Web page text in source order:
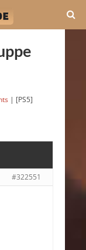
| [PS5]
#322551